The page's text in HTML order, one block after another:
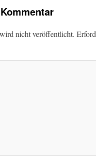
nicht veröffentlicht.